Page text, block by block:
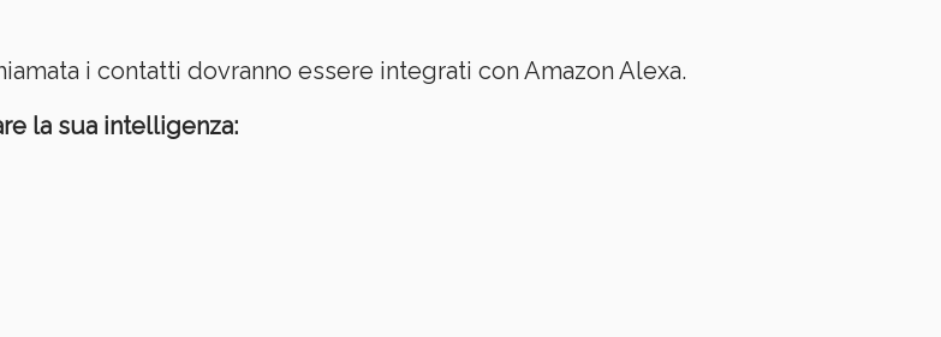
i contatti dovranno essere integrati con Amazon Alexa.
la sua intelligenza: